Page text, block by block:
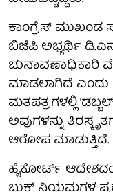
ಕಾಂಗ್ರೆಸ್ ಮುಖಂಡ
ಬಿಜೆಪಿ ಅಭ್ಯರ್ಥಿ
ಚುನಾವಣಾಧಿಕಾರಿ
ಮಾಡಲಾಗಿದೆ ಎಂದು
ಮತಪತ್ರಗಳಲ್ಲಿ
ಅವುಗಳನ್ನು
ಆರೋಪ ಮಾಡುತ್ತಿದೆ.
ಹೈಕೋರ್ಟ್